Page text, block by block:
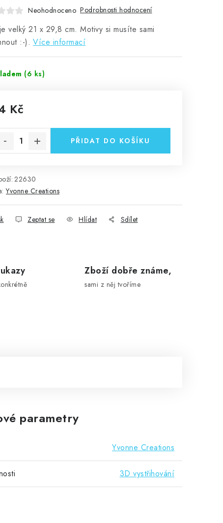
Neohodnoceno Podrobnosti hodnocení
velký 21 x 29,8 cm. Motivy si musíte sami
:-). Více informací
(6 ks)
Kč
PŘIDAT DO KOŠÍKU
22630
Yvonne Creations
Zeptat se Hlídat Sdílet
Zboží dobře známe,
sami z něj tvoříme
parametry
Yvonne Creations
3D vystřihování